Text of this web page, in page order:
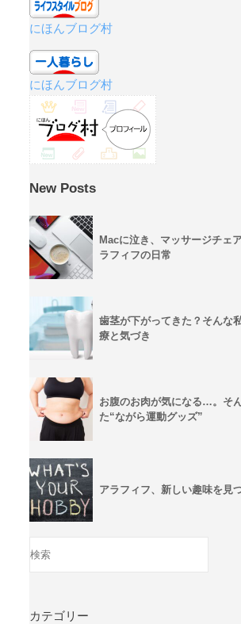
にほんブログ村
にほんブログ村
New Posts
Macに泣き、マッサージチェ
ラフィフの日常
歯茎が下がってきた？そんな
療と気づき
お腹のお肉が気になる…。そ
た“ながら運動グッズ”
アラフィフ、新しい趣味を見
カテゴリー